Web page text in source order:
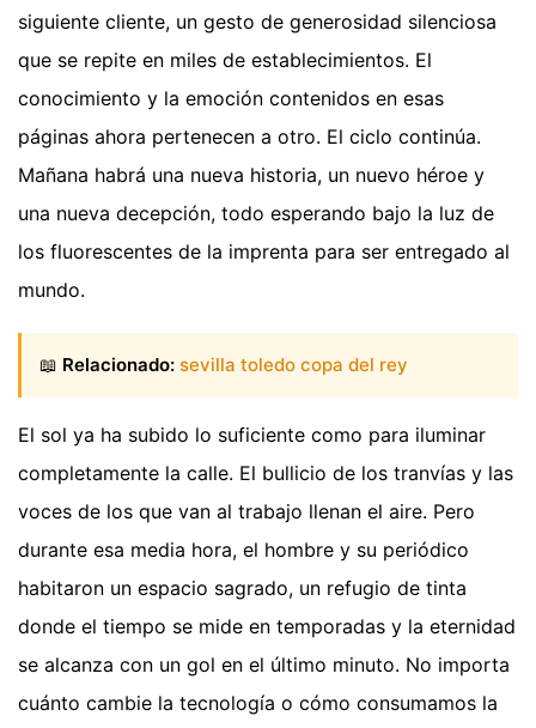
siguiente cliente, un gesto de generosidad silenciosa
que se repite en miles de establecimientos. El
conocimiento y la emoción contenidos en esas
páginas ahora pertenecen a otro. El ciclo continúa.
Mañana habrá una nueva historia, un nuevo héroe y
una nueva decepción, todo esperando bajo la luz de
los fluorescentes de la imprenta para ser entregado al
mundo.
📖 Relacionado: sevilla toledo copa del rey
El sol ya ha subido lo suficiente como para iluminar
completamente la calle. El bullicio de los tranvías y las
voces de los que van al trabajo llenan el aire. Pero
durante esa media hora, el hombre y su periódico
habitaron un espacio sagrado, un refugio de tinta
donde el tiempo se mide en temporadas y la eternidad
se alcanza con un gol en el último minuto. No importa
cuánto cambie la tecnología o cómo consumamos la